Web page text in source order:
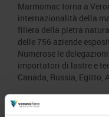
Marmomac torna a
internazionalità della
filiera della pietra
delle 756 aziende
Numerose le
importatori di lastre e
Canada, Russia, Egitto,